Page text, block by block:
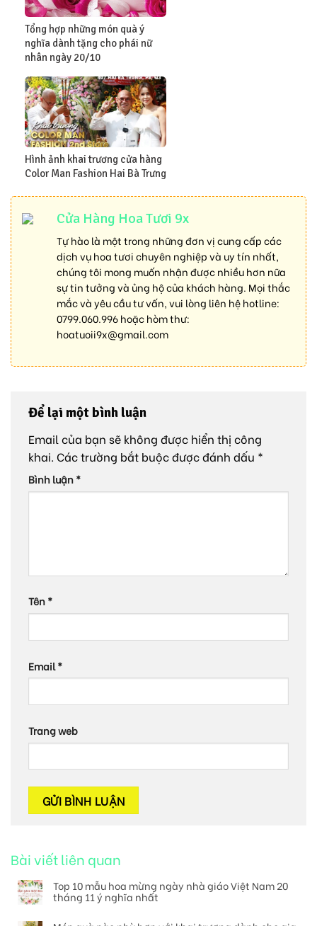
Tổng hợp những món quà ý
nghĩa dành tặng cho phái nữ
nhân ngày 20/10
Hình ảnh khai trương cửa hàng
Color Man Fashion Hai Bà Trưng
Cửa Hàng Hoa Tươi 9x
Tự hào là một trong những đơn vị cung cấp các
dịch vụ hoa tươi chuyên nghiệp và uy tín nhất,
chúng tôi mong muốn nhận được nhiều hơn nữa
sự tin tưởng và ủng hộ của khách hàng. Mọi thắc
mắc và yêu cầu tư vấn, vui lòng liên hệ hotline:
0799.060.996hoặc hòm thư:
hoatuoii9x@gmail.com
Để lại một bình luận
Email của bạn sẽ không được hiển thị công
khai. Các trường bắt buộc được đánh dấu *
Bình luận*
Tên*
Email*
Trang web
Bài viết liên quan
Top 10 mẫu hoa mừng ngày nhà giáo Việt Nam 20
tháng 11 ý nghĩa nhất